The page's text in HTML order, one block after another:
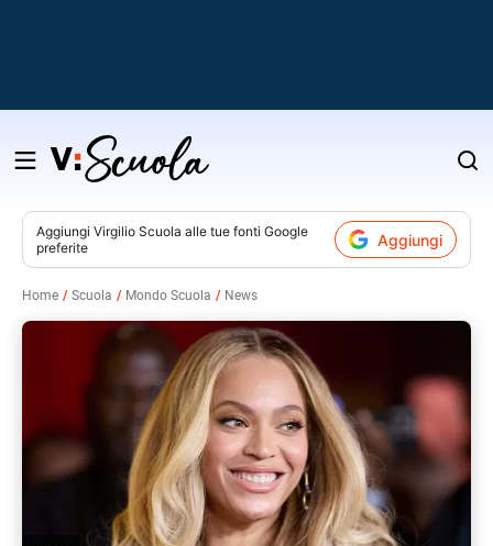
Salta
contenuto
Aggiungi Virgilio Scuola alle tue fonti Google
preferite
Aggiungi
Home Scuola Mondo Scuola News